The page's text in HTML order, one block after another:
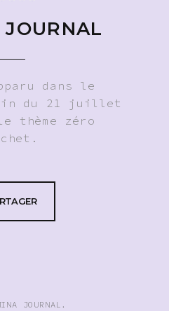
dans le
du 21 juillet
thème zéro
JOURNAL .